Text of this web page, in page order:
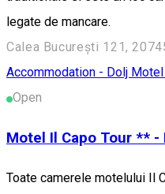
legate de mancare.
Calea București 121,
Accommodation - Dolj
Open
Motel Il Capo Tour ** -
Toate camerele motelului Il